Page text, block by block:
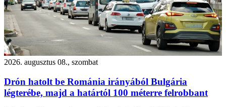
2026. augusztus 08., szombat
Drón hatolt be Románia irányából Bulgária
légterébe, majd a határtól 100 méterre felrobbant